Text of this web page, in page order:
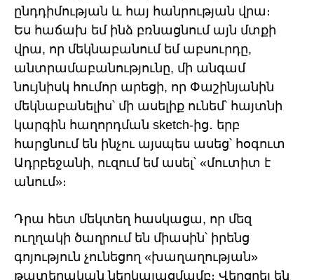
ընդդիմության և հայ հանրության վրա։
Ես հաճախ եմ ինձ բռնացնում այն մտքի
վրա, որ մեկնաբանում եմ աբսուրդը,
անտրամաբանությունը, մի անգամ
նույնիսկ հումոր արեցի, որ Փաշինյանին
մեկնաբանելիս՝ մի ասելիք ունեմ՝ հայտնի
կարգին հաղորդման sketch-ից․ երբ
հարցնում են ինչու այսպես ասեց՝ հօգուտ
Ադրբեջանի, ուզում եմ ասել՝ «մուտիտ է
անում»։
Դրա հետ մեկտեղ հասկացա, որ մեզ
ուղղակի ծաղրում են միասին՝ իրենց
գոյություն չունեցող «խաղաղության»
թատերական ներկայացմամբ։ Վերցրել են